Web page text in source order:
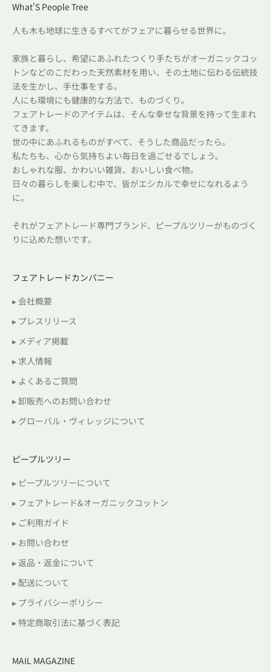
What'S People Tree
人も木も地球に生きるすべてがフェアに暮らせる世界に。
家族と暮らし、希望にあふれたつくり手たちがオーガニックコッ
トンなどのこだわった天然素材を用い、その土地に伝わる伝統技
法を生かし、手仕事をする。
人にも環境にも健康的な方法で、ものづくり。
フェアトレードのアイテムは、そんな幸せな背景を持って生まれ
てきます。
世の中にあふれるものがすべて、そうした商品だったら。
私たちも、心から気持ちよい毎日を過ごせるでしょう。
おしゃれな服、かわいい雑貨、おいしい食べ物。
日々の暮らしを楽しむ中で、皆がエシカルで幸せになれるよう
に。
それがフェアトレード専門ブランド、ピープルツリーがものづく
りに込めた想いです。
フェアトレードカンパニー
▸ 会社概要
▸ プレスリリース
▸ メディア掲載
▸ 求人情報
▸ よくあるご質問
▸ 卸販売へのお問い合わせ
▸ グローバル・ヴィレッジについて
ピープルツリー
▸ ピープルツリーについて
▸ フェアトレード&オーガニックコットン
▸ ご利用ガイド
▸ お問い合わせ
▸ 返品・返金について
▸ 配送について
▸ プライバシーポリシー
▸ 特定商取引法に基づく表記
MAIL MAGAZINE